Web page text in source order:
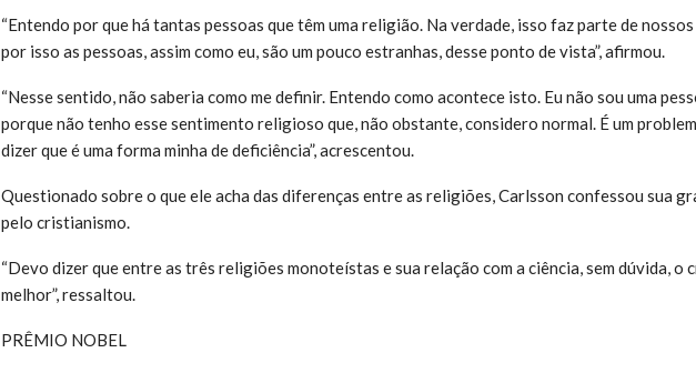
“Entendo por que há tantas pessoas que têm uma religião. Na verdade, isso faz parte de nossos
por isso as pessoas, assim como eu, são um pouco estranhas, desse ponto de vista”, afirmou.
“Nesse sentido, não saberia como me definir. Entendo como acontece isto. Eu não sou uma
porque não tenho esse sentimento religioso que, não obstante, considero normal. É um
dizer que é uma forma minha de deficiência”, acrescentou.
Questionado sobre o que ele acha das diferenças entre as religiões, Carlsson confessou sua
pelo cristianismo.
“Devo dizer que entre as três religiões monoteístas e sua relação com a ciência, sem dúvida, o
melhor”, ressaltou.
PRÊMIO NOBEL